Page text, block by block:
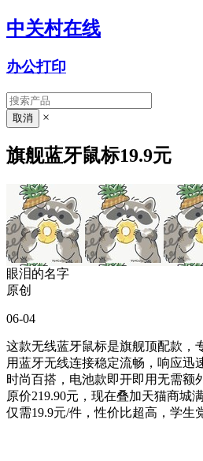
中关村在线
办公打印
×
旗舰蓝牙鼠标19.9元
眼泪的名字
原创
06-04
这款无线蓝牙鼠标是旗舰顶配款，
用蓝牙无线连接稳定流畅，响应迅
时尚百搭，电池款即开即用无需额
原价219.90元，现在叠加天猫商城
仅需19.9元/件，性价比超高，学生